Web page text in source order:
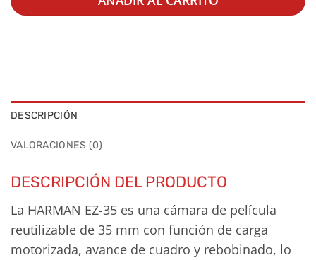
DESCRIPCIÓN
VALORACIONES (0)
DESCRIPCIÓN DEL PRODUCTO
La HARMAN EZ-35 es una cámara de película
reutilizable de 35 mm con función de carga
motorizada, avance de cuadro y rebobinado, lo